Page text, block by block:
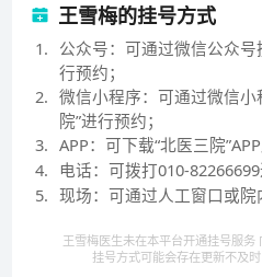
王雪梅的挂号方式
1. 公众号：可通过微信公众号
行预约；
2. 微信小程序：可通过微信
院”进行预约；
3. APP：可下载“北医三院
4. 电话：可拨打010-82266699
5. 现场：可通过人工窗口或院
王雪梅医生未在本平台开通挂号服
挂号方式可能会存在更新不及